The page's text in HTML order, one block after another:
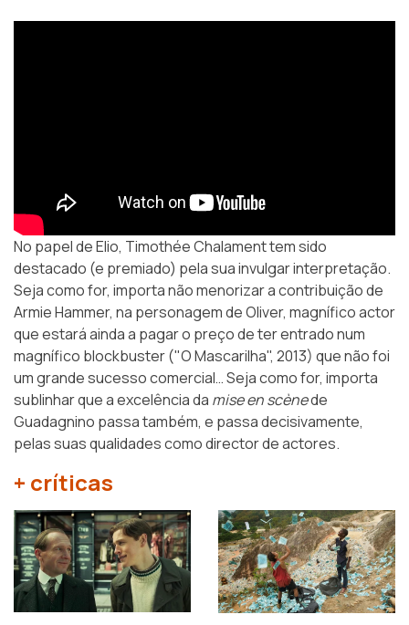
No papel de Elio, Timothée Chalament tem sido
destacado (e premiado) pela sua invulgar interpretação.
Seja como for, importa não menorizar a contribuição de
Armie Hammer, na personagem de Oliver, magnífico actor
que estará ainda a pagar o preço de ter entrado num
magnífico blockbuster ("O Mascarilha", 2013) que não foi
um grande sucesso comercial… Seja como for, importa
sublinhar que a excelência da mise en scènede
Guadagnino passa também, e passa decisivamente,
pelas suas qualidades como director de actores.
+ críticas